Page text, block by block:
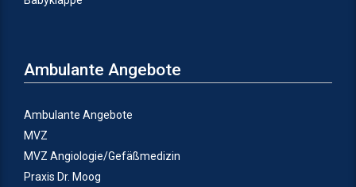
Ambulante Angebote
Ambulante Angebote
MVZ
MVZ Angiologie/Gefäßmedizin
Praxis Dr. Moog